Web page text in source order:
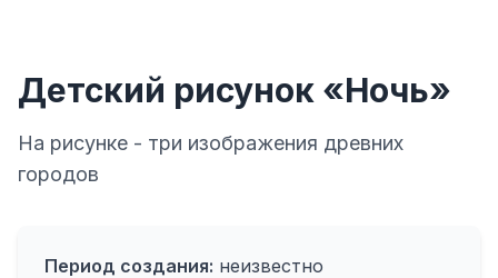
Детский рисунок «Ночь»
На рисунке - три изображения древних
городов
Период создания: неизвестно